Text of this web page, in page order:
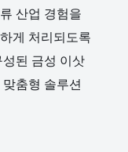
산업 경험을
게 처리되도록
된 금성 이삿
춤형 솔루션